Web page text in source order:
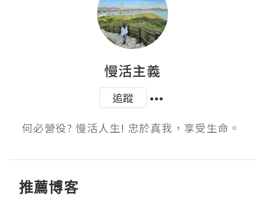
慢活主義
追蹤
何必營役? 慢活人生! 忠於真我，享受生命。
推薦博客